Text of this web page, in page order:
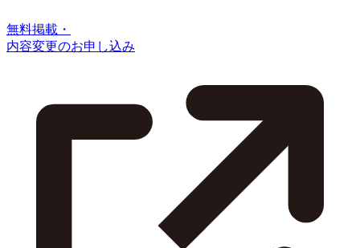
無料掲載・
内容変更のお申し込み